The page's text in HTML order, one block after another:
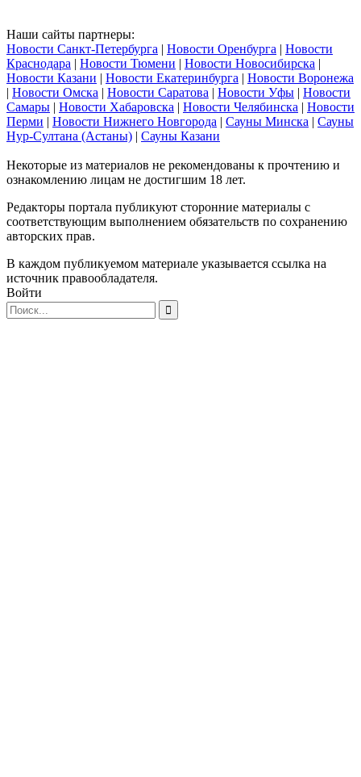
Наши сайты партнеры:
Новости Санкт-Петербурга | Новости Оренбурга | Новости
Краснодара | Новости Тюмени | Новости Новосибирска |
Новости Казани | Новости Екатеринбурга | Новости Воронежа
| Новости Омска | Новости Саратова | Новости Уфы | Новости
Самары | Новости Хабаровска | Новости Челябинска | Новости
Перми | Новости Нижнего Новгорода | Сауны Минска | Сауны
Нур-Султана (Астаны) | Сауны Казани
Некоторые из материалов не рекомендованы к прочтению и
ознакомлению лицам не достигшим 18 лет.
Редакторы портала публикуют сторонние материалы с
соответствующим выполнением обязательств по сохранению
авторских прав.
В каждом публикуемом материале указывается ссылка на
источник правообладателя.
Войти